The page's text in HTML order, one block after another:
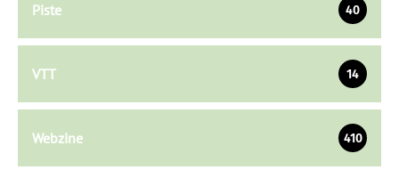
Piste 40
VTT 14
Webzine 410